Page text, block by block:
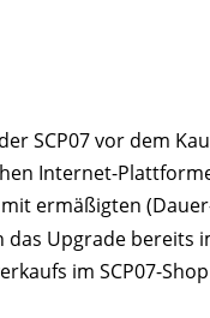
SCP07 vor dem
Internet-
mit ermäßigten
Upgrade bereits
im SCP07-